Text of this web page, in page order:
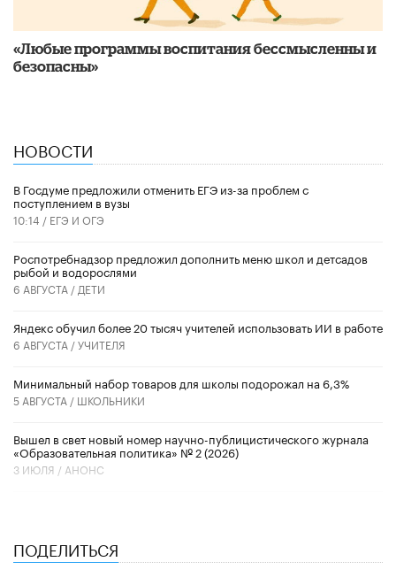
«Любые программы воспитания бессмысленны и
безопасны»
НОВОСТИ
В Госдуме предложили отменить ЕГЭ из-за проблем с
поступлением в вузы
10:14 / ЕГЭ И ОГЭ
Роспотребнадзор предложил дополнить меню школ и детсадов
рыбой и водорослями
6 АВГУСТА / ДЕТИ
​Яндекс обучил более 20 тысяч учителей использовать ИИ в работе
6 АВГУСТА /УЧИТЕЛЯ
Минимальный набор товаров для школы подорожал на 6,3%
5 АВГУСТА / ШКОЛЬНИКИ
Вышел в свет новый номер научно-публицистического журнала
«Образовательная политика» № 2 (2026)
3 ИЮЛЯ / АНОНС
ПОДЕЛИТЬСЯ